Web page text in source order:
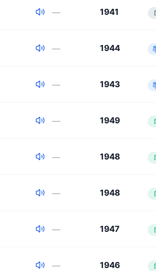
— 1941
— 1944
— 1943
— 1949
— 1948
— 1948
— 1947
— 1946